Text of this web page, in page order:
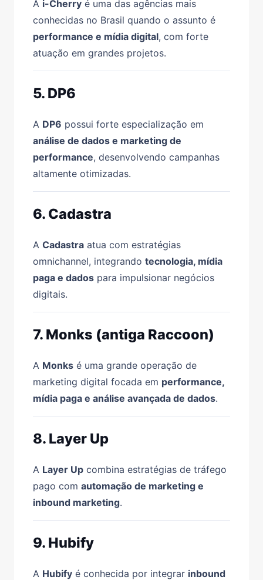
A i-Cherry é uma das agências mais
conhecidas no Brasil quando o assunto é
performance e mídia digital, com forte
atuação em grandes projetos.
5. DP6
A DP6 possui forte especialização em
análise de dados e marketing de
performance, desenvolvendo campanhas
altamente otimizadas.
6. Cadastra
A Cadastra atua com estratégias
omnichannel, integrando tecnologia, mídia
paga e dados para impulsionar negócios
digitais.
7. Monks (antiga Raccoon)
A Monks é uma grande operação de
marketing digital focada em performance,
mídia paga e análise avançada de dados.
8. Layer Up
A Layer Up combina estratégias de tráfego
pago com automação de marketing e
inbound marketing.
9. Hubify
A Hubify é conhecida por integrar inbound